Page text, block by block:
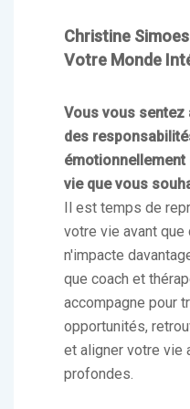
Christine
Votre Monde
Vous vous sentez
des
vie que vous
Il est temps de
votre vie avant que
n'impacte
que coach et
accompagne pour
opportunités,
et aligner votre vie
profondes.